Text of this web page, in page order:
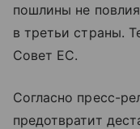
пошлины не
в третьи страны.
Совет ЕС.
Согласно пресс-
предотвратит